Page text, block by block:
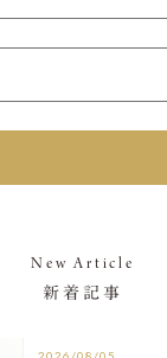
New Article
新着記事